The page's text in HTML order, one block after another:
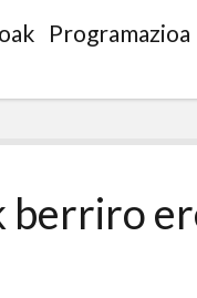
Programazioa
berriro